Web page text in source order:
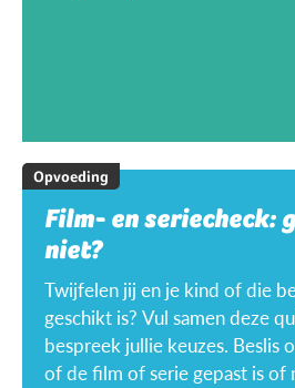
Opvoeding
Film- en seriecheck:
niet?
Twijfelen jij en je kind of die
geschikt is? Vul samen deze
bespreek jullie keuzes. Beslis
of de film of serie gepast is of